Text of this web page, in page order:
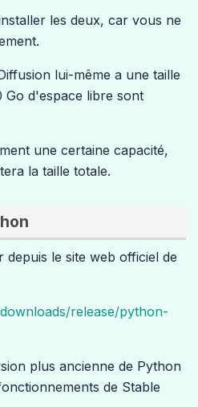
les deux, car vous ne
lui-même a une taille
Go d'espace libre sont
une certaine capacité,
la taille totale.
le site web officiel de
release/python-
plus ancienne de Python
de Stable